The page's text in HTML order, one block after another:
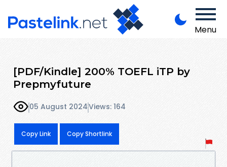
Menu
[PDF/Kindle] 200% TOEFL iTP by
Prepmyfuture
05 August 2024Views: 164
Copy Link Copy Shortlink